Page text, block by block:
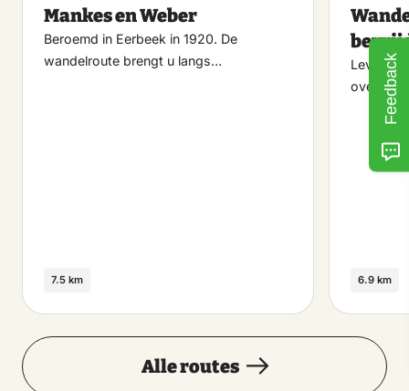
Mankes en Weber
Beroemd in Eerbeek in 1920. De
wandelroute brengt u langs…
7.5 km
Leve de
over
6.9 km
Alle routes
Feedback